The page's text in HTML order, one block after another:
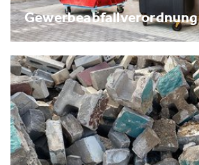
Gewerbeabfallverordnung